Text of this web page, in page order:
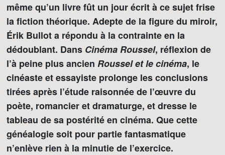
même qu’un livre fût un jour écrit à ce sujet frise
la fiction théorique. Adepte de la figure du miroir,
Érik Bullot a répondu à la contrainte en la
dédoublant. Dans Cinéma Roussel, réflexion de
l’à peine plus ancien Roussel et le cinéma, le
cinéaste et essayiste prolonge les conclusions
tirées après l’étude raisonnée de l’œuvre du
poète, romancier et dramaturge, et dresse le
tableau de sa postérité en cinéma. Que cette
généalogie soit pour partie fantasmatique
n’enlève rien à la minutie de l’exercice.